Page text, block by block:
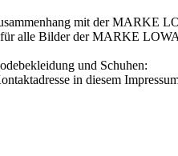
mit der MARKE
alle Bilder der MARKE LOWA
und Schuhen:
in diesem